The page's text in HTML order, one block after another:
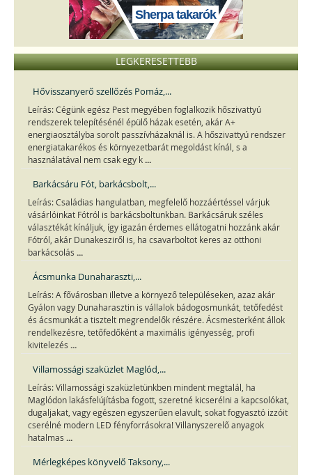
Sherpa takarók
LEGKERESETTEBB
Hővisszanyerő szellőzés Pomáz,...
Leírás: Cégünk egész Pest megyében foglalkozik hőszivattyú
rendszerek telepítésénél épülő házak esetén, akár A+
energiaosztályba sorolt passzívházaknál is. A hőszivattyú rendszer
energiatakarékos és környezetbarát megoldást kínál, s a
használatával nem csak egy k ...
Barkácsáru Fót, barkácsbolt,...
Leírás: Családias hangulatban, megfelelő hozzáértéssel várjuk
vásárlóinkat Fótról is barkácsboltunkban. Barkácsáruk széles
választékát kínáljuk, így igazán érdemes ellátogatni hozzánk akár
Fótról, akár Dunakesziről is, ha csavarboltot keres az otthoni
barkácsolás ...
Ácsmunka Dunaharaszti,...
Leírás: A fővárosban illetve a környező településeken, azaz akár
Gyálon vagy Dunaharasztin is vállalok bádogosmunkát, tetőfedést
és ácsmunkát a tisztelt megrendelők részére. Ácsmesterként állok
rendelkezésre, tetőfedőként a maximális igényesség, profi
kivitelezés ...
Villamossági szaküzlet Maglód,...
Leírás: Villamossági szaküzletünkben mindent megtalál, ha
Maglódon lakásfelújításba fogott, szeretné kicserélni a kapcsolókat,
dugaljakat, vagy egészen egyszerűen elavult, sokat fogyasztó izzóit
cserélné modern LED fényforrásokra! Villanyszerelő anyagok
hatalmas ...
Mérlegképes könyvelő Taksony,...